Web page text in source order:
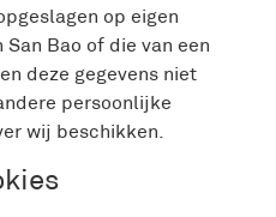
op eigen
Bao of die van een
deze gegevens niet
persoonlijke
wij beschikken.